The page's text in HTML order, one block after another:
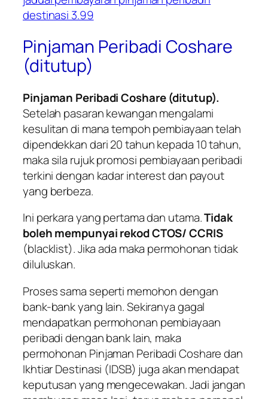
destinasi 3.99
Pinjaman Peribadi Coshare
(ditutup)
Pinjaman Peribadi Coshare (ditutup).
Setelah pasaran kewangan mengalami
kesulitan di mana tempoh pembiayaan telah
dipendekkan dari 20 tahun kepada 10 tahun,
maka sila rujuk promosi pembiayaan peribadi
terkini dengan kadar interest dan payout
yang berbeza.
Ini perkara yang pertama dan utama.Tidak
boleh mempunyai rekod CTOS/ CCRIS
(blacklist). Jika ada maka permohonan tidak
diluluskan.
Proses sama seperti memohon dengan
bank-bank yang lain. Sekiranya gagal
mendapatkan permohonan pembiayaan
peribadi dengan bank lain, maka
permohonan Pinjaman Peribadi Coshare dan
Ikhtiar Destinasi (IDSB) juga akan mendapat
keputusan yang mengecewakan. Jadi jangan